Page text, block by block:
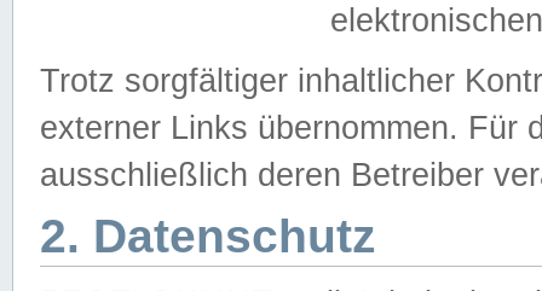
Trotz sorgfältiger inhaltlicher
externer Links übernommen. Für
ausschließlich deren Betreiber
2. Datenschutz